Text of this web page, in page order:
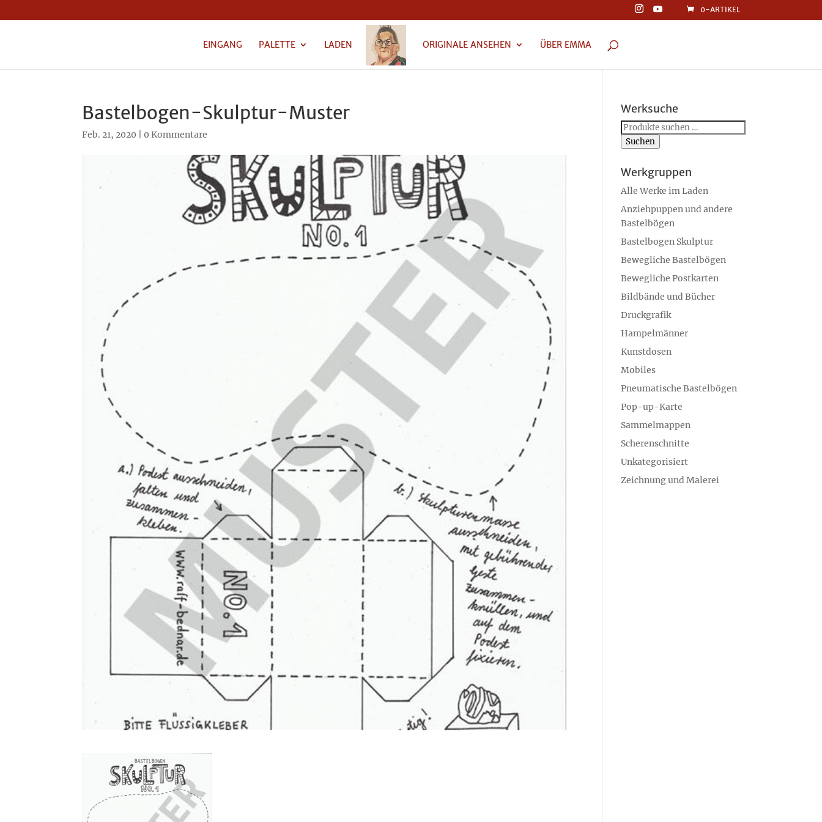
0-ARTIKEL
EINGANG PALETTE LADEN ORIGINALE ANSEHEN ÜBER EMMA
Bastelbogen-Skulptur-Muster
Feb. 21, 2020 0 Kommentare
Werksuche
Suchen
nach:
Suchen
Werkgruppen
Alle Werke im Laden
Anziehpuppen und andere
Bastelbögen
Bastelbogen Skulptur
Bewegliche Bastelbögen
Bewegliche Postkarten
Bildbände und Bücher
Druckgrafik
Hampelmänner
Kunstdosen
Mobiles
Pneumatische Bastelbögen
Pop-up-Karte
Sammelmappen
Scherenschnitte
Unkategorisiert
Zeichnung und Malerei